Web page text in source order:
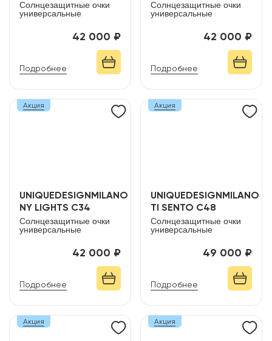
Солнцезащитные очки
универсальные
42 000 ₽
Подробнее
Солнцезащитные очки
универсальные
42 000 ₽
Подробнее
UNIQUEDESIGNMILANO
NY LIGHTS C34
Солнцезащитные очки
универсальные
42 000 ₽
Подробнее
Акция
UNIQUEDESIGNMILANO
TI SENTO C48
Солнцезащитные очки
универсальные
49 000 ₽
Подробнее
Акция
Акция Акция